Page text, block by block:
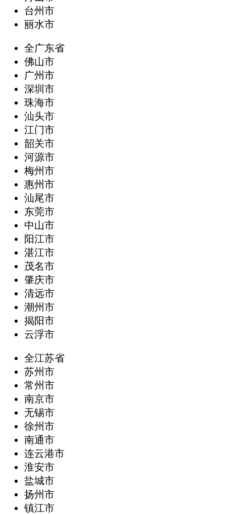
台州市
丽水市
全广东省
‌佛山市
广州市
深圳市
珠海市
汕头市
江门市
韶关市
河源市
梅州市
惠州市
汕尾市
东莞市
中山市
阳江市
湛江市
茂名市
肇庆市
清远市
潮州市
揭阳市
云浮市
全江苏省
苏州市
常州市
南京市
无锡市
徐州市
南通市
连云港市
淮安市
盐城市
扬州市
镇江市